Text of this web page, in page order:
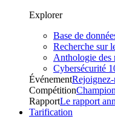
Explorer
Base de
Recherche sur
Anthologie des
Cybersécurité
Événement
Compétition
RapportLe rapport
Tarification